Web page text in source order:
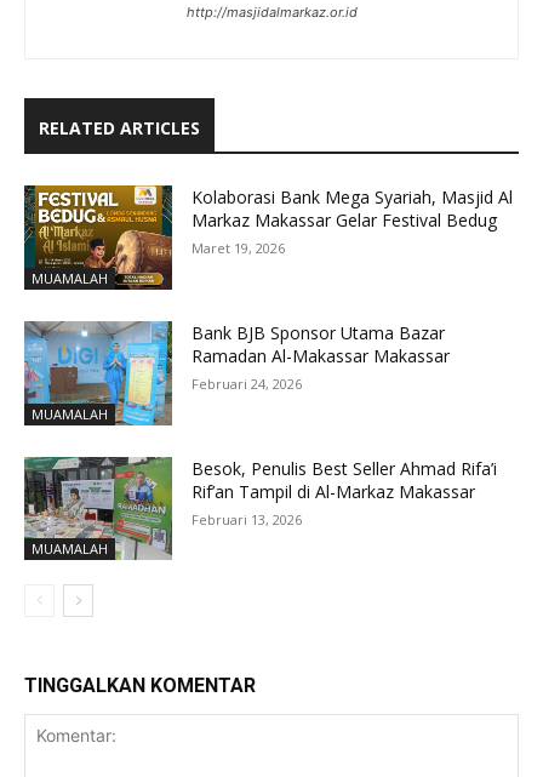
http://masjidalmarkaz.or.id
RELATED ARTICLES
MUAMALAH
Kolaborasi Bank Mega Syariah, Masjid Al
Markaz Makassar Gelar Festival Bedug
Maret 19, 2026
MUAMALAH
Bank BJB Sponsor Utama Bazar
Ramadan Al-Makassar Makassar
Februari 24, 2026
MUAMALAH
Besok, Penulis Best Seller Ahmad Rifa’i
Rif’an Tampil di Al-Markaz Makassar
Februari 13, 2026
TINGGALKAN KOMENTAR